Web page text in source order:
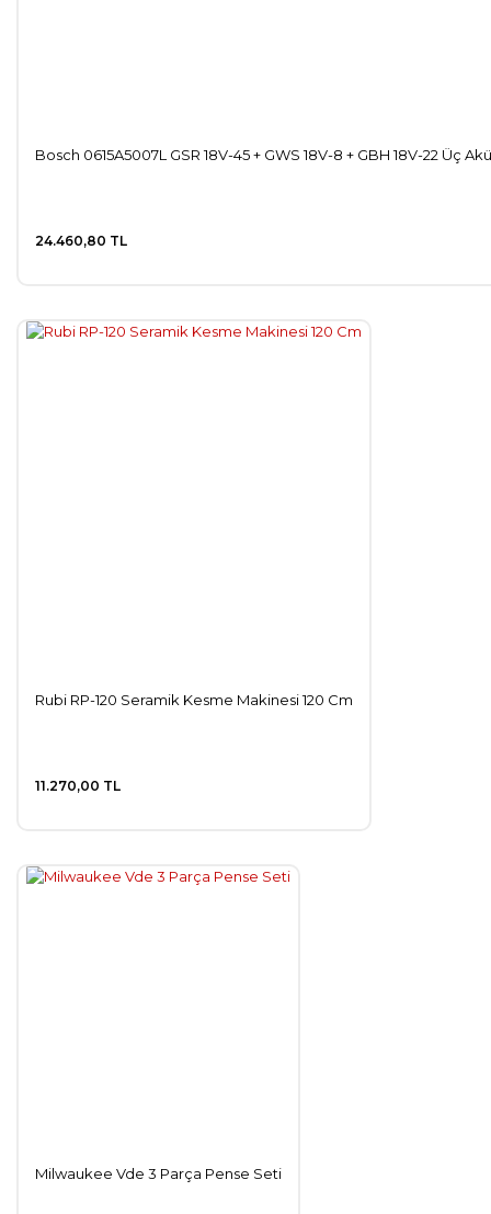
Bosch 0615A5007L GSR 18V-45 + GWS 18V-8 + GBH 18V-22 Üç
24.460,80 TL
Rubi RP-120 Seramik Kesme Makinesi 120 Cm
11.270,00 TL
Milwaukee Vde 3 Parça Pense Seti